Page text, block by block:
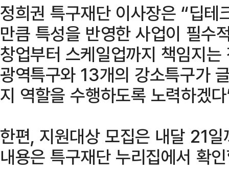
정희권 특구재단 이사장은 “딥테
만큼 특성을 반영한 사업이 필수
창업부터 스케일업까지 책임지
광역특구와 13개의 강소특구가
지 역할을 수행하도록 노력하겠
한편, 지원대상 모집은 내달 21
내용은 특구재단 누리집에서 확